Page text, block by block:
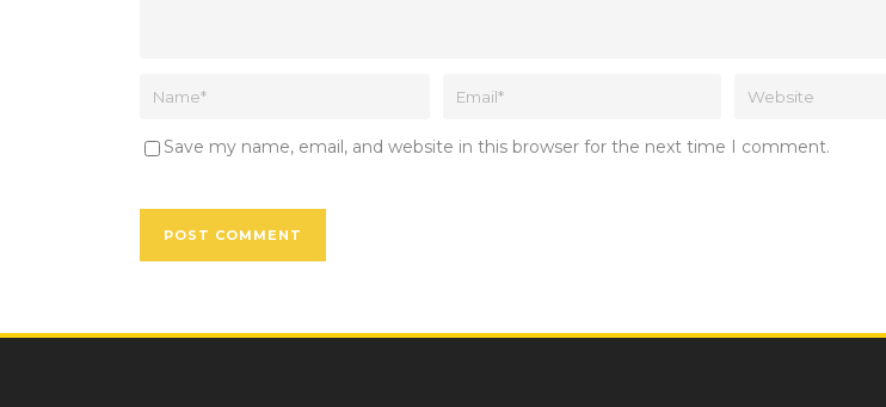
Save my name, email, and website in this browser for the next time I comment.